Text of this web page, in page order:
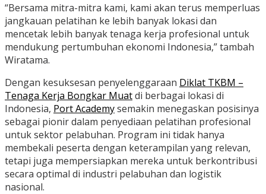
“Bersama mitra-mitra kami, kami akan terus memperluas
jangkauan pelatihan ke lebih banyak lokasi dan
mencetak lebih banyak tenaga kerja profesional untuk
mendukung pertumbuhan ekonomi Indonesia,” tambah
Wiratama.
Dengan kesuksesan penyelenggaraan Diklat TKBM –
Tenaga Kerja Bongkar Muatdi berbagai lokasi di
Indonesia, Port Academysemakin menegaskan posisinya
sebagai pionir dalam penyediaan pelatihan profesional
untuk sektor pelabuhan. Program ini tidak hanya
membekali peserta dengan keterampilan yang relevan,
tetapi juga mempersiapkan mereka untuk berkontribusi
secara optimal di industri pelabuhan dan logistik
nasional.